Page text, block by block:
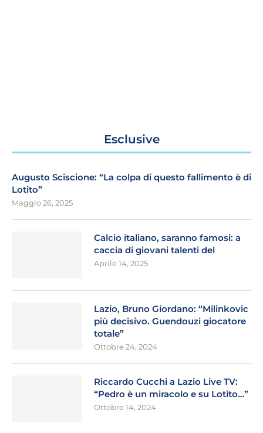
Esclusive
Augusto Sciscione: “La colpa di questo fallimento è di
Lotito”
Maggio 26, 2025
Calcio italiano, saranno famosi: a
caccia di giovani talenti del
Aprile 14, 2025
Lazio, Bruno Giordano: “Milinkovic
più decisivo. Guendouzi giocatore
totale”
Ottobre 24, 2024
Riccardo Cucchi a Lazio Live TV:
“Pedro è un miracolo e su Lotito…”
Ottobre 14, 2024